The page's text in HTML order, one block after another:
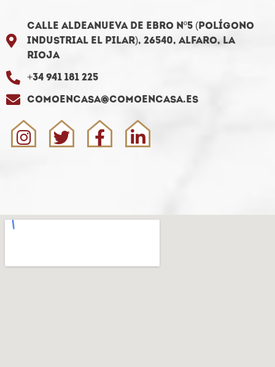
Calle Aldeanueva de Ebro Nº5 (Polígono
Industrial El Pilar), 26540, Alfaro, La
Rioja
+34 941 181 225
comoencasa@comoencasa.es